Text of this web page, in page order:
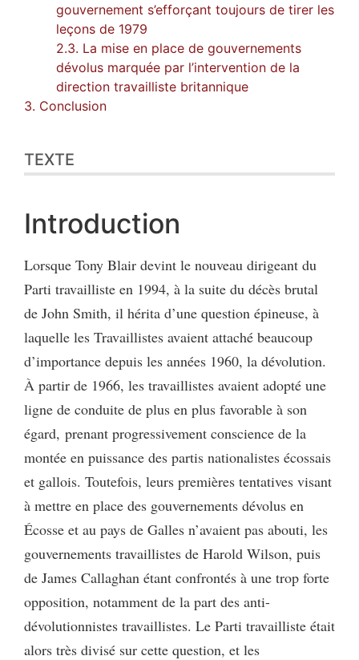
gouvernement s’efforçant toujours de tirer les
leçons de 1979
2.3. La mise en place de gouvernements
dévolus marquée par l’intervention de la
direction travailliste britannique
3. Conclusion
TEXTE
Introduction
Lorsque Tony Blair devint le nouveau dirigeant du
Parti travailliste en 1994, à la suite du décès brutal
de John Smith, il hérita d’une question épineuse, à
laquelle les Travaillistes avaient attaché beaucoup
d’importance depuis les années 1960, la dévolution.
À partir de 1966, les travaillistes avaient adopté une
ligne de conduite de plus en plus favorable à son
égard, prenant progressivement conscience de la
montée en puissance des partis nationalistes écossais
et gallois. Toutefois, leurs premières tentatives visant
à mettre en place des gouvernements dévolus en
Écosse et au pays de Galles n’avaient pas abouti, les
gouvernements travaillistes de Harold Wilson, puis
de James Callaghan étant confrontés à une trop forte
opposition, notamment de la part des anti-
dévolutionnistes travaillistes. Le Parti travailliste était
alors très divisé sur cette question, et les